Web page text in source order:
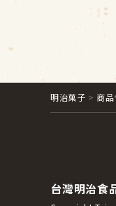
明治菓子 商
台灣明治食